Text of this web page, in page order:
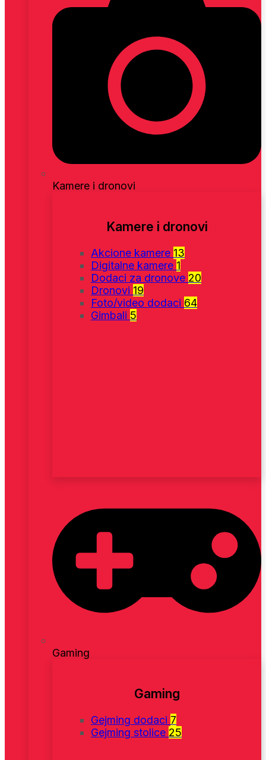
Kamere i dronovi
Kamere i dronovi
Akcione kamere 13
Digitalne kamere 1
Dodaci za dronove 20
Dronovi 19
Foto/video dodaci 64
Gimbali 5
Gaming
Gaming
Gejming dodaci 7
Gejming stolice 25